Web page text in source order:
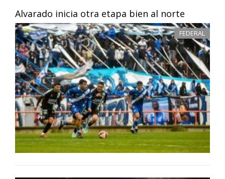
Alvarado inicia otra etapa bien al norte
FEDERAL